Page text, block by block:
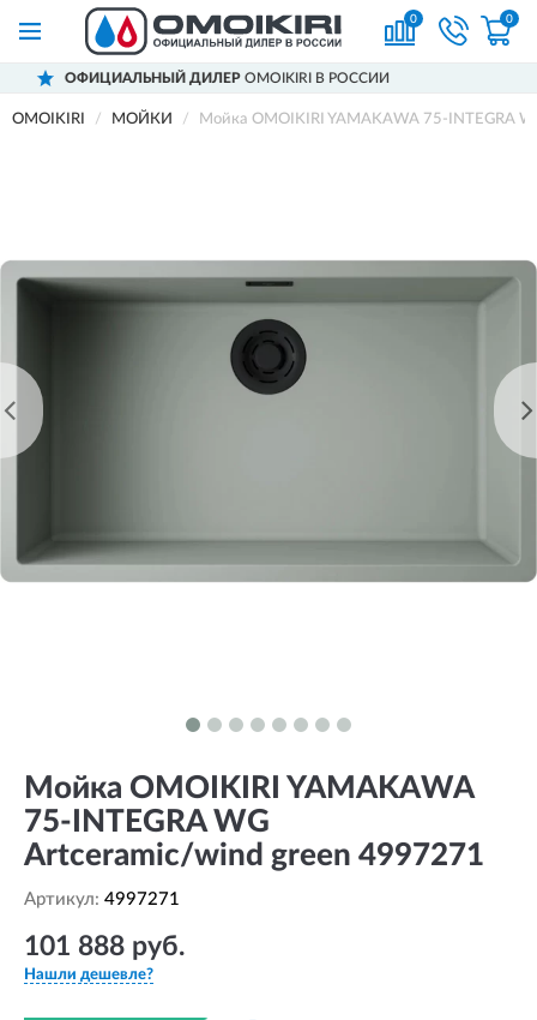
0 0
ДИЛЕРOMOIKIRI В РОССИИ
OMOIKIRI МОЙКИ Мойка OMOIKIRI YAMAKAWA 75-INTEGRA
Мойка OMOIKIRI YAMAKAWA
75-INTEGRA WG
Artceramic/wind green 4997271
Артикул: 4997271
101 888 руб.
Нашли дешевле?